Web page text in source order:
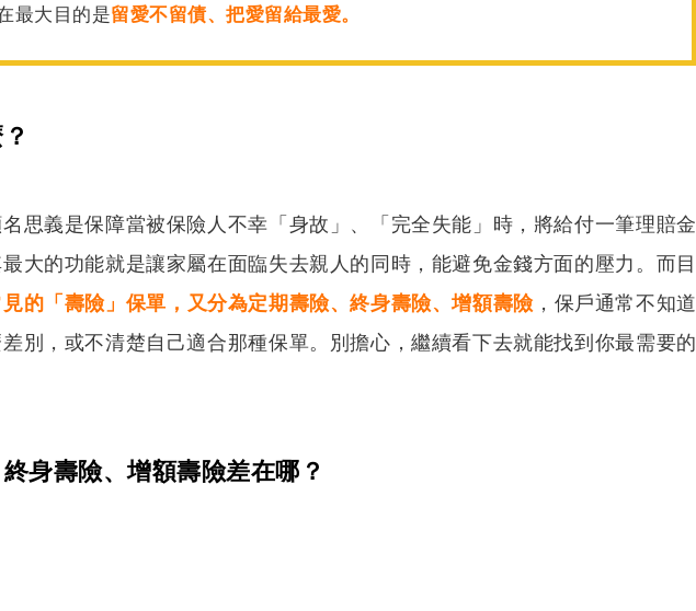
最大目的是留愛不留債、把愛留給最愛。
名思義是保障當被保險人不幸「身故」、「完全失能」時，將給付一筆理賠金
大的功能就是讓家屬在面臨失去親人的同時，能避免金錢方面的壓力。而目
的「壽險」保單，又分為定期壽險、終身壽險、增額壽險，保戶通常不知道
別，或不清楚自己適合那種保單。別擔心，繼續看下去就能找到你最需要的
身壽險、增額壽險差在哪？